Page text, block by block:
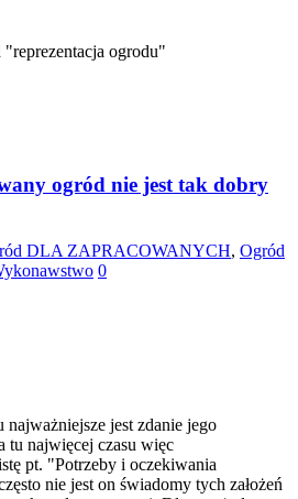
"reprezentacja ogrodu"
ogród nie jest tak dobry
DLA ZAPRACOWANYCH, Ogród
0
jest zdanie jego
tu najwięcej czasu więc
pt. "Potrzeby i oczekiwania
nie jest on świadomy tych założeń